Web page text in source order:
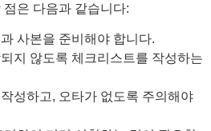
은 다음과 같습니다:
사본을 준비해야 합니다.
지 않도록 체크리스트를 작성하는
성하고, 오타가 없도록 주의해야